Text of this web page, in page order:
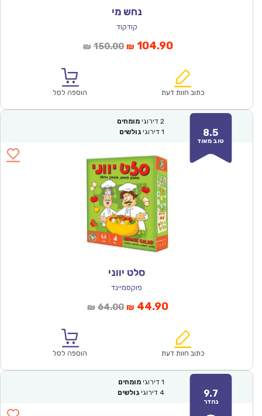
נחש מי
קודקוד
₪ 150.00המחיר
₪150.00.
₪ 104.90המחיר
הוא:
כתוב חוות דעת הוספה לסל
8.5
טוב מאוד
2 דירוגי מומחים
1 דירוגי גולשים
סלט יווני
פוקסמיינד
₪ 64.00המחיר
₪64.00.
₪ 44.90המחיר
הוא:
כתוב חוות דעת הוספה לסל
9.7
נהדר
1 דירוגי מומחים
4 דירוגי גולשים